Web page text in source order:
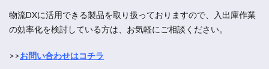
物流DXに活用できる製品を取り扱っておりますので、入出庫作業
の効率化を検討している方は、お気軽にご相談ください。
>>お問い合わせはコチラ